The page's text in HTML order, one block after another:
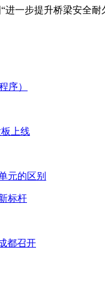
一步提升桥梁安全
序）
上线
元的区别
标杆
都召开